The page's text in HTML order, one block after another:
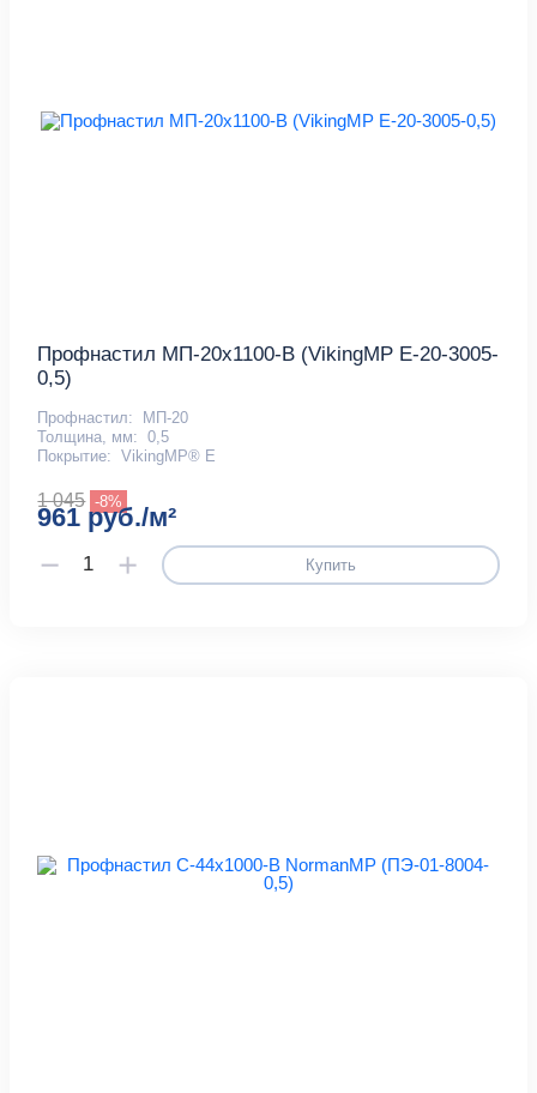
Профнастил МП-20x1100-B (VikingMP E-20-3005-
0,5)
Профнастил:
МП-20
Толщина, мм: 0,5
Покрытие: VikingMP® E
1 045 -8%
961 руб./м²
Купить